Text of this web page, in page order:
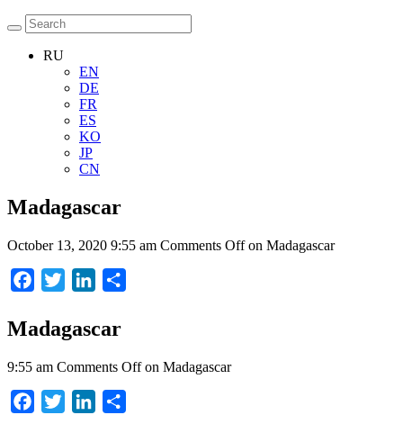
RU
EN
DE
FR
ES
KO
JP
CN
Madagascar
October 13, 2020 9:55 am Comments Offon Madagascar
Facebook
Twitter LinkedIn
Madagascar
9:55 am Comments Offon Madagascar
Facebook
Twitter LinkedIn